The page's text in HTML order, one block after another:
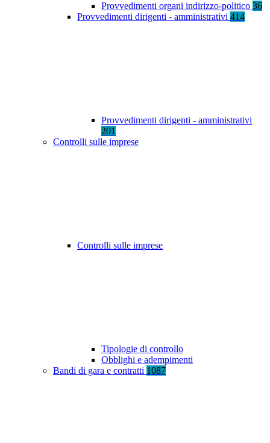
Provvedimenti organi indirizzo-politico 36
Provvedimenti dirigenti - amministrativi 414
Provvedimenti dirigenti - amministrativi
201
Controlli sulle imprese
Controlli sulle imprese
Tipologie di controllo
Obblighi e adempimenti
Bandi di gara e contratti 1087